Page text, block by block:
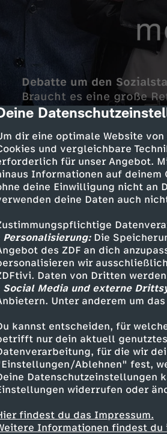
dialog-
dir eine optimale Website
und vergleichbare
für unser Angebot.
Informationen auf
deine Einwilligung nicht an
deine Daten auch
Personalisierung:Die
des ZDF an dich
wir
Daten von Dritten
Social Media und externe
Unter anderem um
kannst entscheiden, für
nur dein aktuell
für die wir
Ablehnen" fest,
Datenschutzeinstellungen
widerrufen oder
findest du das Impressum.
Informationen findest
Debatte um den
Braucht es eine große
Wadephul bereist
Zu Gast: Katharina
Fraktionsvorsitzende
Mitglied des Deutschen
Ähnliche Inhalte
moma Extra
Besuchen Sie uns im
Seien Sie dabei, wenn
Tuchfühlung mit Bands,